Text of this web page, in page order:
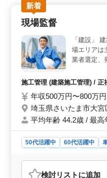
を中心に国産車の取扱も
する知識と技術を磨くこと
しての専門性を深め、さら
なめです。個人の時間を
ートのバランスを保ちや
である点も、安心して長
す。
新着
現場監督
「建設」
場エリアは
業者選定、
(パソコンス
施工管理 (建築施工管理) / 正
年収500万円〜800万
埼玉県さいたま市大
平均年齢 44.2歳 / 最高
50代活躍中 60代活躍中
おすすめポイント
検討リスト に追加